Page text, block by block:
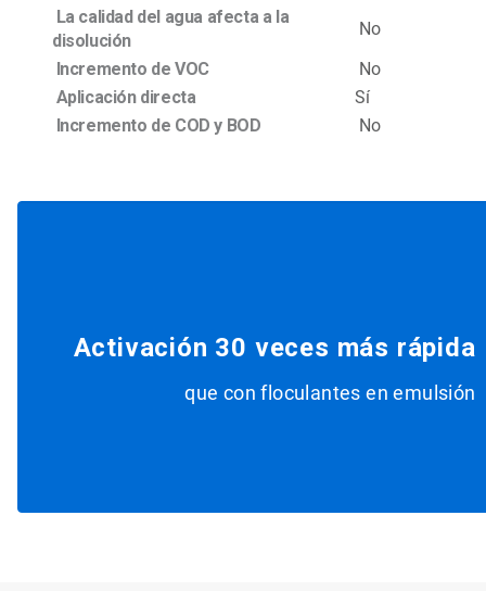
La calidad del agua afecta a la
disolución
No
Incremento de VOC
No
Aplicación directa
Sí
Incremento de COD y BOD
No
Activación 30 veces más rápida
que con floculantes en emulsión